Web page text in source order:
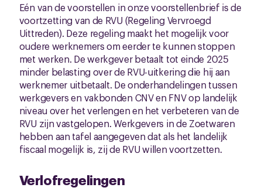
Eén van de voorstellen in onze voorstellenbrief is de
voortzetting van de RVU (Regeling Vervroegd
Uittreden). Deze regeling maakt het mogelijk voor
oudere werknemers om eerder te kunnen stoppen
met werken. De werkgever betaalt tot einde 2025
minder belasting over de RVU-uitkering die hij aan
werknemer uitbetaalt. De onderhandelingen tussen
werkgevers en vakbonden CNV en FNV op landelijk
niveau over het verlengen en het verbeteren van de
RVU zijn vastgelopen. Werkgevers in de Zoetwaren
hebben aan tafel aangegeven dat als het landelijk
fiscaal mogelijk is, zij de RVU willen voortzetten.
Verlofregelingen